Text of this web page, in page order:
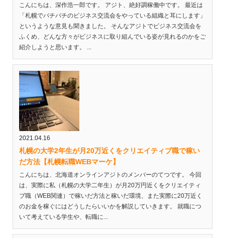
こんにちは、深作浩一郎です。 アジト、絶好調稼働中です。 最近は
「札幌でバチバチのビジネス交流会をやっている組織と耳にします」
というような意見も聞きました。 そんなアジトでビジネス交流会を
ふくめ、どんな方々がビジネスに取り組んでいる姿が見れるのかをご
紹介しようと思います。 ...
2021.04.16
札幌の大学2年生が月20万近くをクリエイティブ職で稼い
だ方法【札幌転職WEBマーケ】
こんにちは、北海道オンラインアジトのメンバーのてつです。 今回
は、実際に私（札幌の大学二年生）が月20万円近くをクリエイティ
ブ職（WEB関連）で稼いだ方法と稼いだ環境、また実際に20万近く
のお金を稼ぐにはどうしたらいいかを解説していきます。 就職につ
いて考えている学生や、転職に...